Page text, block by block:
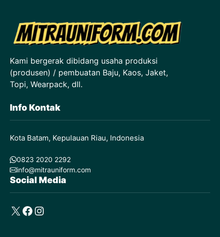
Kami bergerak dibidang usaha produksi
(produsen) / pembuatan Baju, Kaos, Jaket,
Topi, Wearpack, dll.
Info Kontak
Kota Batam, Kepulauan Riau, Indonesia
0823 2020 2292
info@mitrauniform.com
Social Media
X Facebook
Instagram